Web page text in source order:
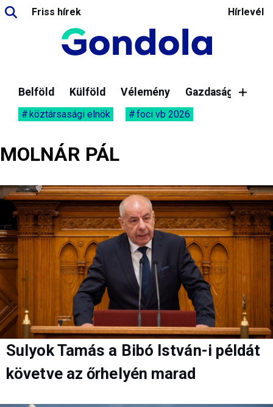
Friss hírek Hírlevél
Belföld Külföld Vélemény Gazdaság
köztársasági elnök foci vb 2026
MOLNÁR PÁL
Sulyok Tamás a Bibó István-i példát
követve az őrhelyén marad